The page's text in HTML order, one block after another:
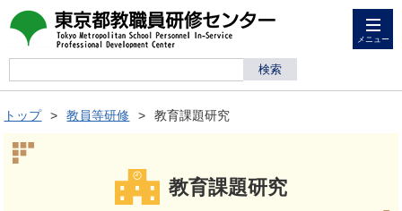
メニュー
トップ 教員等研修 教育課題研究
教育課題研究